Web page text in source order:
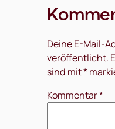
Deine E-Mail-
veröffentlicht.
sind mit*
Kommentar*